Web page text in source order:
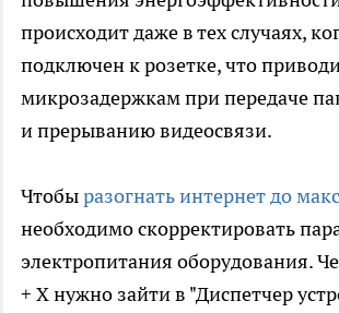
происходит даже в тех случаях,
подключен к розетке, что
микрозадержкам при передаче
и прерыванию видеосвязи.
Чтобыразогнать интернет до
необходимо скорректировать
электропитания оборудования.
+ X нужно зайти в "Диспетчер